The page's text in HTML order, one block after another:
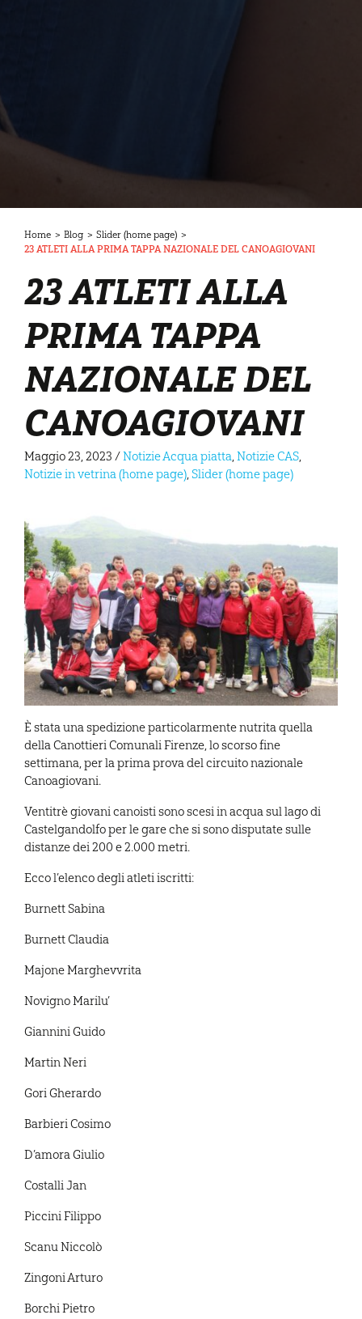
Home > Blog > Slider (home page) >
23 ATLETI ALLA PRIMA TAPPA NAZIONALE DEL CANOAGIOVANI
23 ATLETI ALLA
PRIMA TAPPA
NAZIONALE DEL
CANOAGIOVANI
Maggio 23, 2023 /Notizie Acqua piatta,Notizie CAS,
Notizie in vetrina (home page),Slider (home page)
È stata una spedizione particolarmente nutrita quella
della Canottieri Comunali Firenze, lo scorso fine
settimana, per la prima prova del circuito nazionale
Canoagiovani.
Ventitrè giovani canoisti sono scesi in acqua sul lago di
Castelgandolfo per le gare che si sono disputate sulle
distanze dei 200 e 2.000 metri.
Ecco l’elenco degli atleti iscritti:
Burnett Sabina
Burnett Claudia
Majone Marghevvrita
Novigno Marilu’
Giannini Guido
Martin Neri
Gori Gherardo
Barbieri Cosimo
D’amora Giulio
Costalli Jan
Piccini Filippo
Scanu Niccolò
Zingoni Arturo
Borchi Pietro